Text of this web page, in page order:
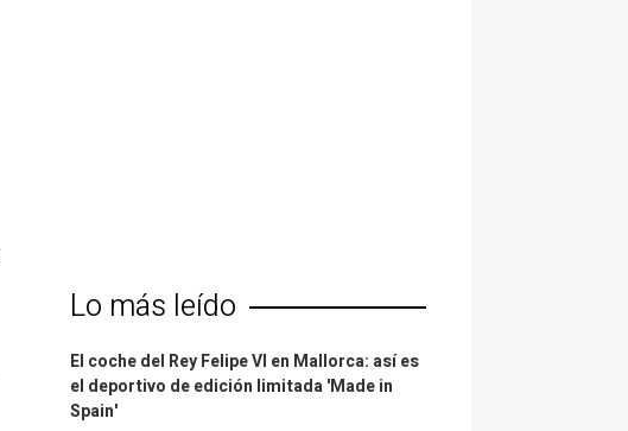
Lo más leído
El coche del Rey Felipe VI en Mallorca: así es
el deportivo de edición limitada 'Made in
Spain'